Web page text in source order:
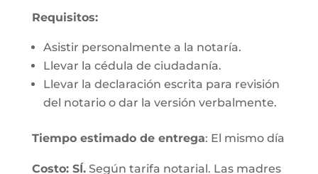
Requisitos:
Asistir personalmente a la notaría.
Llevar la cédula de ciudadanía.
Llevar la declaración escrita para revisión
del notario o dar la versión verbalmente.
Tiempo estimado de entrega: El mismo día
Costo: SÍ.Según tarifa notarial. Las madres